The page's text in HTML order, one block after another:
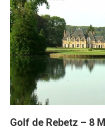
Golf de Rebetz – 8